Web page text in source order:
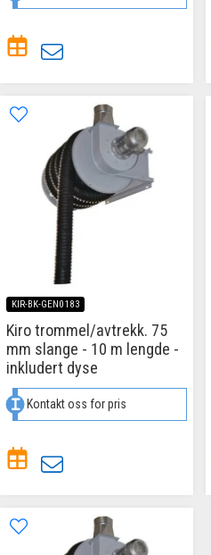
KIR-BK-GEN0183
Kiro trommel/avtrekk. 75
mm slange - 10 m lengde -
inkludert dyse
Kontakt oss for pris